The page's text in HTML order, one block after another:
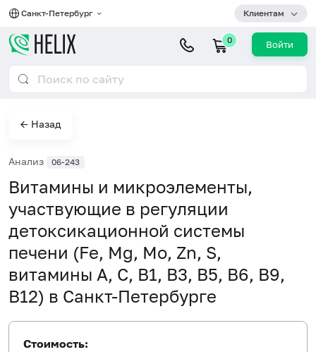
Санкт-Петербург Клиентам
0 Войти
← Назад
Анализ 06-243
Витамины и микроэлементы,
участвующие в регуляции
детоксикационной системы
печени (Fe, Mg, Mo, Zn, S,
витамины A, C, B1, B3, B5, B6, B9,
B12) в Санкт-Петербурге
Стоимость: